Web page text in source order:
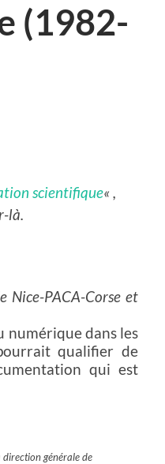
(1982-
scientifique« ,
là.
Nice-PACA-Corse et
numérique dans les
qualifier de
qui est
générale de